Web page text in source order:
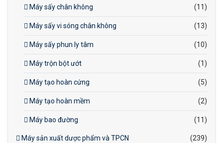
Máy sấy chân không (11)
Máy sấy vi sóng chân không (13)
Máy sấy phun ly tâm (10)
Máy trộn bột ướt (1)
Máy tạo hoàn cứng (5)
Máy tạo hoàn mềm (2)
Máy bao đường (11)
Máy sản xuất dược phẩm và TPCN
(239)